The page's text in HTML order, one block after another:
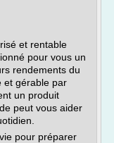
et rentable
pour vous un
rendements du
et gérable par
un produit
peut vous aider
pour préparer